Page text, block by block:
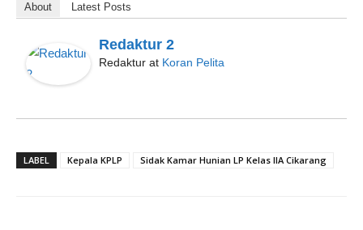
About Latest Posts
Redaktur 2
Redaktur at Koran Pelita
LABEL Kepala KPLP Sidak Kamar Hunian LP Kelas IIA Cikarang